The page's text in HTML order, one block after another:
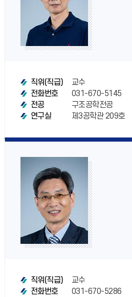
직위(직급)
교수
전화번호
031-670-5145
전공
구조공학전공
연구실
제3공학관 209호
직위(직급)
교수
전화번호
031-670-5286